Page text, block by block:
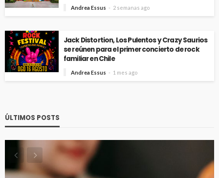
Andrea Essus 2 semanas ago
Jack Distortion, Los Pulentos y Crazy Saurios
se reúnen para el primer concierto de rock
familiar en Chile
Andrea Essus 1 mes ago
ÚLTIMOS POSTS